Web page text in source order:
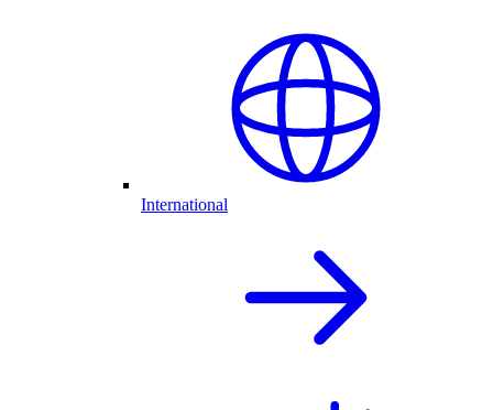
International